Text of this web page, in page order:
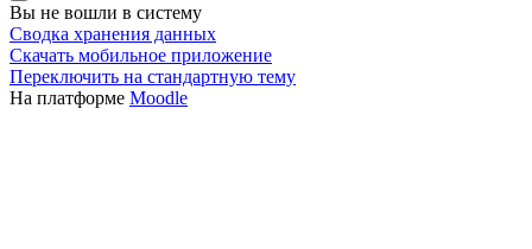
Вы не вошли в систему
Сводка хранения данных
Скачать мобильное приложение
Переключить на стандартную тему
На платформе Moodle